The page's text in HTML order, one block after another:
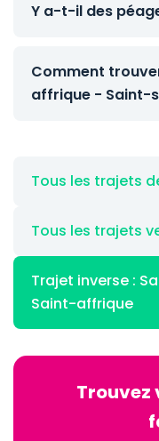
Y a-t-il des
Comment
affrique - Saint-
Tous les trajets
Tous les trajets
Trajet inverse :
Saint-affrique